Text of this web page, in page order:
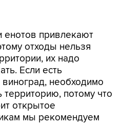
их надо
Если есть
необходимо
потому что
открытое
мы рекомендуем
который
от диких зверей", -